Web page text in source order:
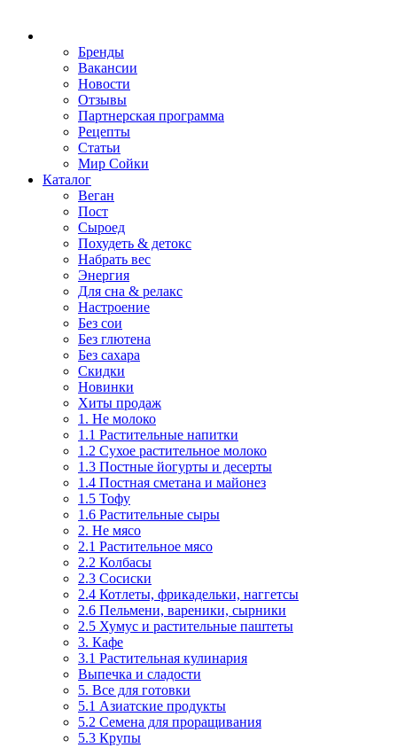
Бренды
Вакансии
Новости
Отзывы
Партнерская программа
Рецепты
Статьи
Мир Сойки
Каталог
Веган
Пост
Сыроед
Похудеть & детокс
Набрать вес
Энергия
Для сна & релакс
Настроение
Без сои
Без глютена
Без сахара
Скидки
Новинки
Хиты продаж
1. Не молоко
1.1 Растительные напитки
1.2 Сухое растительное молоко
1.3 Постные йогурты и десерты
1.4 Постная сметана и майонез
1.5 Тофу
1.6 Растительные сыры
2. Не мясо
2.1 Растительное мясо
2.2 Колбасы
2.3 Сосиски
2.4 Котлеты, фрикадельки, наггетсы
2.6 Пельмени, вареники, сырники
2.5 Хумус и растительные паштеты
3. Кафе
3.1 Растительная кулинария
Выпечка и сладости
5. Все для готовки
5.1 Азиатские продукты
5.2 Семена для проращивания
5.3 Крупы